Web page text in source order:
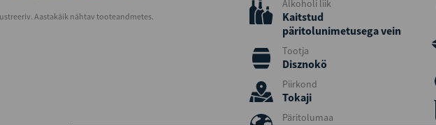
Aastakäik nähtav tooteandmetes.
Alkoholi liik
Kaitstud
päritolunimetusega vein
Tootja
Disznokö
Piirkond
Tokaji
Päritolumaa